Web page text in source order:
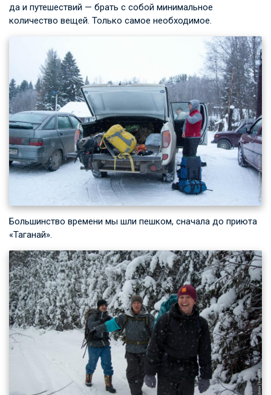
да и путешествий — брать с собой минимальное
количество вещей. Только самое необходимое.
Большинство времени мы шли пешком, сначала до приюта
«Таганай».